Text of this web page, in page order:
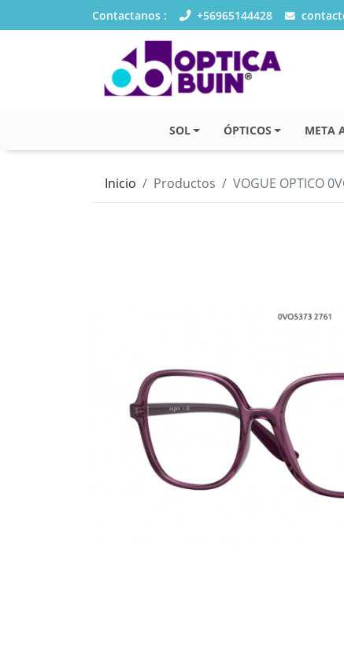
Contactanos : +56965144428
SOL ÓPTICOS META
Inicio Productos VOGUE OPTICO